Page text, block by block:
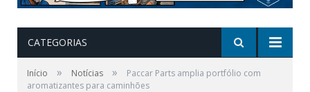
CATEGORIAS
Início » Notícias »
Paccar Parts amplia portfólio com
aromatizantes para caminhões